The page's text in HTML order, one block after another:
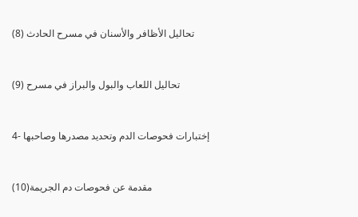
(8) تحاليل الأظافر والأسنان في مسرح الحادث
(9) تحاليل اللعاب والبول والبراز في مسرح
4- إختبارات فحوصات الدم وتحديد مصدرها وصاحبها
(10)مقدمة عن فحوصات دم الجريمة